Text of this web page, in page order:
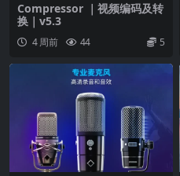
键盘与合成器
一系列提供模拟、波表
和建模合成的合成器，
使用强大的采样处理
或创建独特的新声音
通过自动琶音器将简单
奏
Compressor ｜视频编码及转
换｜v5.3
4 周前 44 5